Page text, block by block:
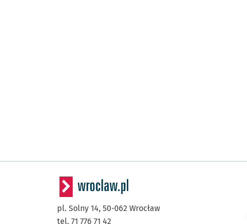
pl. Solny 14, 50-062 Wrocław
tel. 71 776 71 42